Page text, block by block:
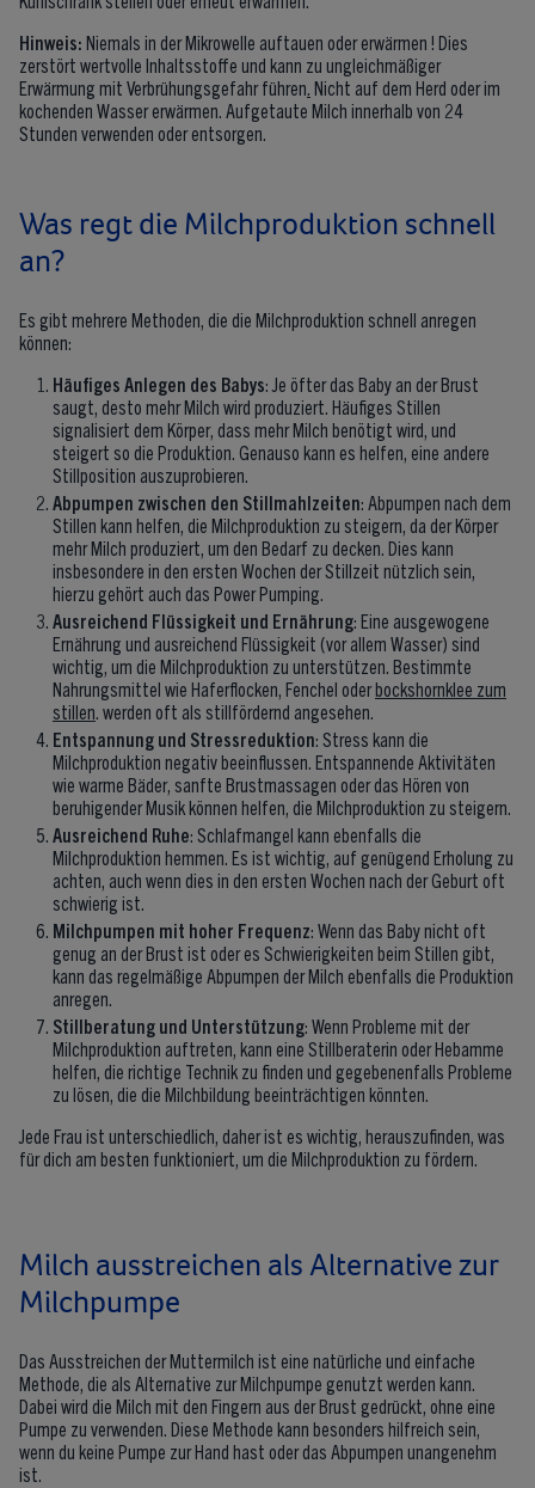
Hinweis: Niemals in der Mikrowelle auftauen oder erwärmen ! Dies
zerstört wertvolle Inhaltsstoffe und kann zu ungleichmäßiger
Erwärmung mit Verbrühungsgefahr führen. Nicht auf dem Herd oder im
kochenden Wasser erwärmen. Aufgetaute Milch innerhalb von 24
Stunden verwenden oder entsorgen.
Was regt die Milchproduktion schnell
an?
Es gibt mehrere Methoden, die die Milchproduktion schnell anregen
können:
Häufiges Anlegen des Babys: Je öfter das Baby an der Brust
saugt, desto mehr Milch wird produziert. Häufiges Stillen
signalisiert dem Körper, dass mehr Milch benötigt wird, und
steigert so die Produktion. Genauso kann es helfen, eine andere
Stillposition auszuprobieren.
Abpumpen zwischen den Stillmahlzeiten: Abpumpen nach dem
Stillen kann helfen, die Milchproduktion zu steigern, da der Körper
mehr Milch produziert, um den Bedarf zu decken. Dies kann
insbesondere in den ersten Wochen der Stillzeit nützlich sein,
hierzu gehört auch das Power Pumping.
Ausreichend Flüssigkeit und Ernährung: Eine ausgewogene
Ernährung und ausreichend Flüssigkeit (vor allem Wasser) sind
wichtig, um die Milchproduktion zu unterstützen. Bestimmte
Nahrungsmittel wie Haferflocken, Fenchel oderbockshornklee zum
stillen. werden oft als stillfördernd angesehen.
Entspannung und Stressreduktion: Stress kann die
Milchproduktion negativ beeinflussen. Entspannende Aktivitäten
wie warme Bäder, sanfte Brustmassagen oder das Hören von
beruhigender Musik können helfen, die Milchproduktion zu steigern.
Ausreichend Ruhe: Schlafmangel kann ebenfalls die
Milchproduktion hemmen. Es ist wichtig, auf genügend Erholung zu
achten, auch wenn dies in den ersten Wochen nach der Geburt oft
schwierig ist.
Milchpumpen mit hoher Frequenz: Wenn das Baby nicht oft
genug an der Brust ist oder es Schwierigkeiten beim Stillen gibt,
kann das regelmäßige Abpumpen der Milch ebenfalls die Produktion
anregen.
Stillberatung und Unterstützung: Wenn Probleme mit der
Milchproduktion auftreten, kann eine Stillberaterin oder Hebamme
helfen, die richtige Technik zu finden und gegebenenfalls Probleme
zu lösen, die die Milchbildung beeinträchtigen könnten.
Jede Frau ist unterschiedlich, daher ist es wichtig, herauszufinden, was
für dich am besten funktioniert, um die Milchproduktion zu fördern.
Milch ausstreichen als Alternative zur
Milchpumpe
Das Ausstreichen der Muttermilch ist eine natürliche und einfache
Methode, die als Alternative zur Milchpumpe genutzt werden kann.
Dabei wird die Milch mit den Fingern aus der Brust gedrückt, ohne eine
Pumpe zu verwenden. Diese Methode kann besonders hilfreich sein,
wenn du keine Pumpe zur Hand hast oder das Abpumpen unangenehm
ist.